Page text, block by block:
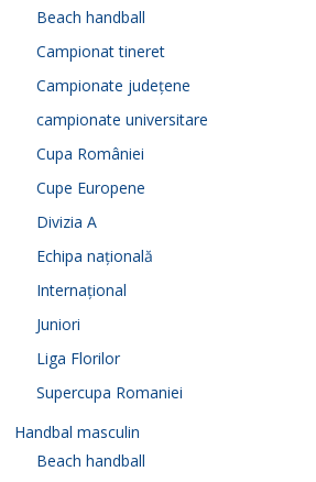
Beach handball
Campionat tineret
Campionate județene
campionate universitare
Cupa României
Cupe Europene
Divizia A
Echipa națională
Internațional
Juniori
Liga Florilor
Supercupa Romaniei
Handbal masculin
Beach handball